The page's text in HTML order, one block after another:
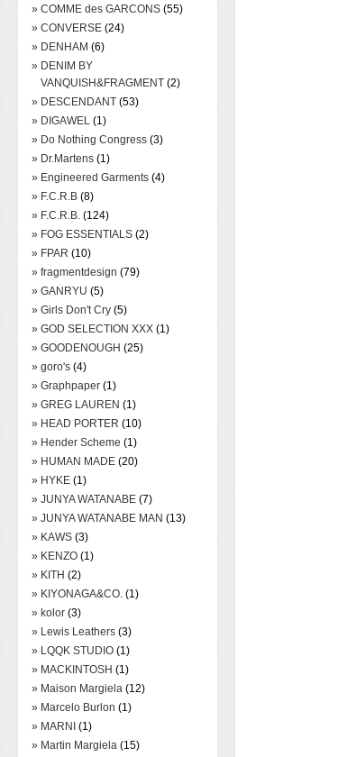
» COMME des GARCONS (55)
» CONVERSE (24)
» DENHAM (6)
» DENIM BY
VANQUISH&FRAGMENT (2)
» DESCENDANT (53)
» DIGAWEL (1)
» Do Nothing Congress (3)
» Dr.Martens (1)
» Engineered Garments (4)
» F.C.R.B (8)
» F.C.R.B. (124)
» FOG ESSENTIALS (2)
» FPAR (10)
» fragmentdesign (79)
» GANRYU (5)
» Girls Don't Cry (5)
» GOD SELECTION XXX (1)
» GOODENOUGH (25)
» goro's (4)
» Graphpaper (1)
» GREG LAUREN (1)
» HEAD PORTER (10)
» Hender Scheme (1)
» HUMAN MADE (20)
» HYKE (1)
» JUNYA WATANABE (7)
» JUNYA WATANABE MAN (13)
» KAWS (3)
» KENZO (1)
» KITH (2)
» KIYONAGA&CO. (1)
» kolor (3)
» Lewis Leathers (3)
» LQQK STUDIO (1)
» MACKINTOSH (1)
» Maison Margiela (12)
» Marcelo Burlon (1)
» MARNI (1)
» Martin Margiela (15)